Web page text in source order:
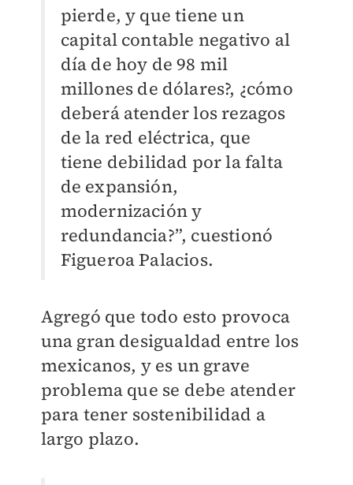
pierde, y que tiene un
capital contable negativo al
día de hoy de 98 mil
millones de dólares?, ¿cómo
deberá atender los rezagos
de la red eléctrica, que
tiene debilidad por la falta
de expansión,
modernización y
redundancia?”, cuestionó
Figueroa Palacios.
Agregó que todo esto provoca
una gran desigualdad entre los
mexicanos, y es un grave
problema que se debe atender
para tener sostenibilidad a
largo plazo.